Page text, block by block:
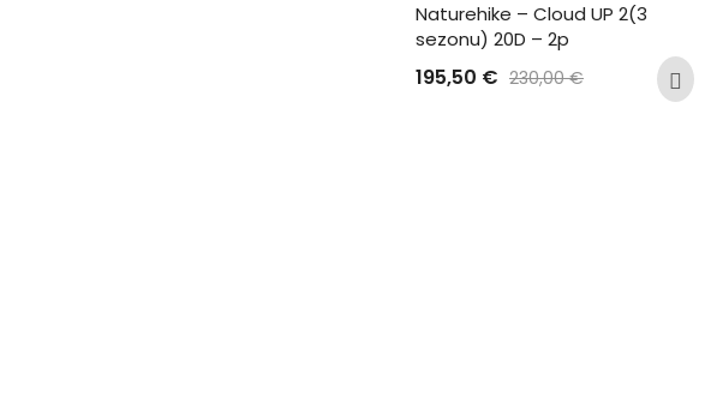
Naturehike – Cloud UP 2(3
sezonu) 20D – 2p
195,50 € 230,00€